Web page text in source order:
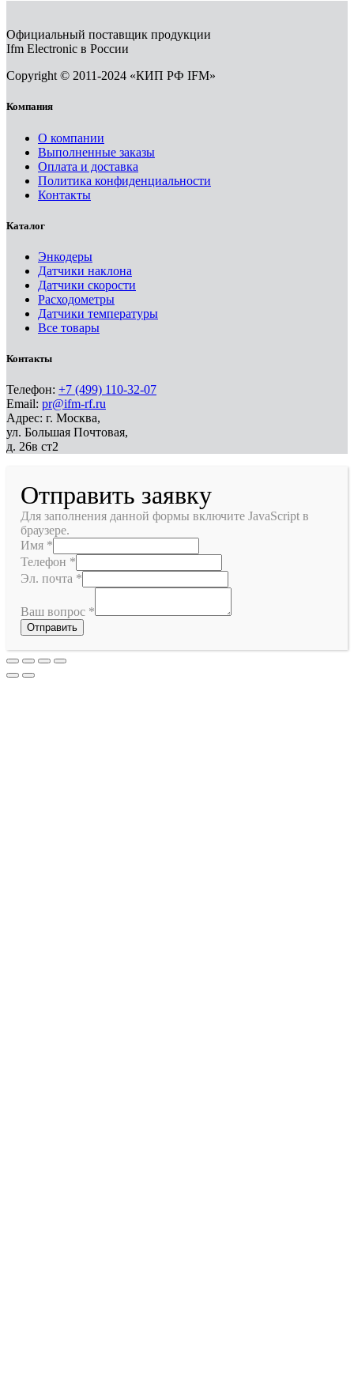
Официальный поставщик продукции
Ifm Electronic в России
Copyright © 2011-2024 «КИП РФ IFM»
Компания
О компании
Выполненные заказы
Оплата и доставка
Политика конфиденциальности
Контакты
Каталог
Энкодеры
Датчики наклона
Датчики скорости
Расходометры
Датчики температуры
Все товары
Контакты
Телефон: +7 (499) 110-32-07
Email: pr@ifm-rf.ru
Адрес: г. Москва,
ул. Большая Почтовая,
д. 26в ст2
Отправить заявку
Для заполнения данной формы включите JavaScript в
браузере.
Имя *
Телефон *
Эл. почта *
Ваш вопрос *
Отправить